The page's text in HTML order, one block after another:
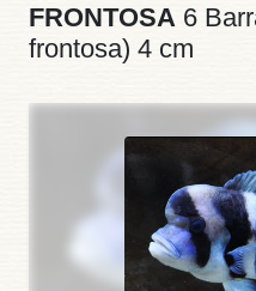
FRONTOSA 6
frontosa) 4 cm